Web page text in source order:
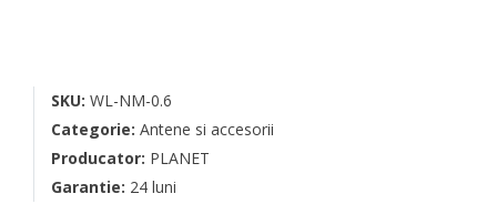
SKU: WL-NM-0.6
Categorie: Antene si accesorii
Producator: PLANET
Garantie: 24 luni